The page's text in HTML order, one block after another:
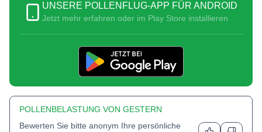
UNSERE POLLENFLUG-APP FÜR ANDROID
Jetzt mehr erfahren oder im Play Store installieren
POLLENBELASTUNG VON GESTERN
Bewerten Sie bitte anonym Ihre persönliche